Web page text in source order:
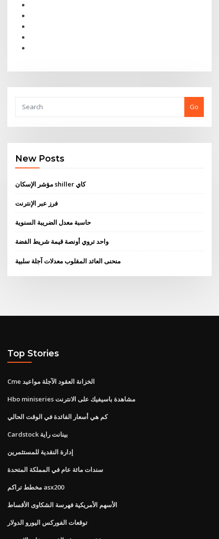
Go
New Posts
مؤشر الإسكان shiller كاي
فرز عبر الإنترنت
حاسبة معدل الضريبة السنوية
واحد تروي أونصة قيمة شريط الفضة
منحنى العائد المقلوب معدلات آجلة سلبية
Top Stories
Cme الخزانة العقود الآجلة مواعيد
Hbo miniseries مشاهدة باسيفيك على الانترنت
كم هي أسعار الفائدة في الوقت الحالي
Cardstock بينانت راية
إدارة النقدية للمستثمرين
سندات مائة عام في المملكة المتحدة
مخطط تراكم asx200
الأسهم الأمريكية فهرسة الشكاوى الأقساط
توقعات الفوركس اليورو الدولار